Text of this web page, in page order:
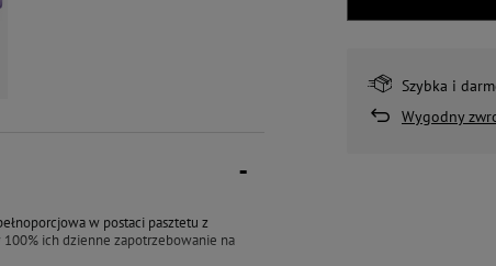
Szybka i
Wygodny
w postaci pasztetu z
100% ich dzienne zapotrzebowanie na